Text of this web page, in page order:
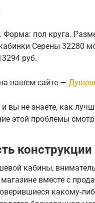
Форма: пол круга.
Серены 32280
руб.
нашем сайте —
вы не знаете, как
этой проблемы
конструкции
кабины,
вместе с
какому-